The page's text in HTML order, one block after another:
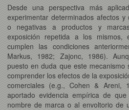
Desde una perspectiva más
experimentar determinados afectos
o negativas a productos y
exposición repetida a los mismos,
cumplen las condiciones
Markus, 1982; Zajonc, 1986).
puesto en duda que este
comprender los efectos de la
comerciales (e.g., Cohen & Areni,
aportado evidencia empírica de
nombre de marca o al envoltorio de